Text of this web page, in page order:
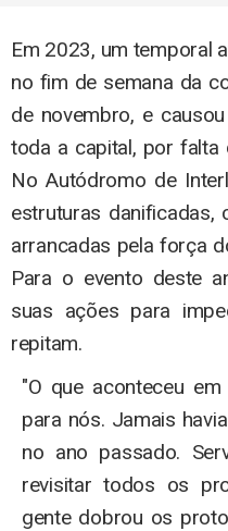
Em 2023, um temporal
no fim de semana da
de novembro, e
toda a capital, por falta
No Autódromo de
estruturas danificadas,
arrancadas pela força
Para o evento deste
suas ações para
repitam.
"O que aconteceu
para nós. Jamais
no ano passado.
revisitar todos os
gente dobrou os